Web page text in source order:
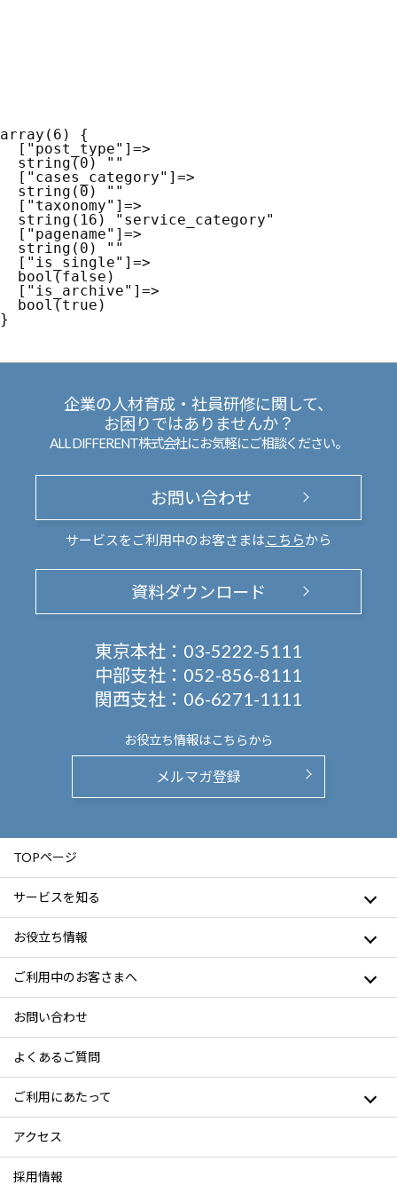
array(6) {
  ["post_type"]=>
  string(0) ""
  ["cases_category"]=>
  string(0) ""
  ["taxonomy"]=>
  string(16) "service_category"
  ["pagename"]=>
  string(0) ""
  ["is_single"]=>
  bool(false)
  ["is_archive"]=>
  bool(true)
企業の人材育成・社員研修に関して、
お困りではありませんか？
ALL DIFFERENT株式会社にお気軽にご相談ください。
お問い合わせ
サービスをご利用中のお客さまは こちらから
資料ダウンロード
東京本社： 03-5222-5111
中部支社： 052-856-8111
関西支社： 06-6271-1111
お役立ち情報はこちらから
メルマガ登録
TOPページ
サービスを知る
お役立ち情報
ご利用中のお客さまへ
お問い合わせ
よくあるご質問
ご利用にあたって
アクセス
採用情報